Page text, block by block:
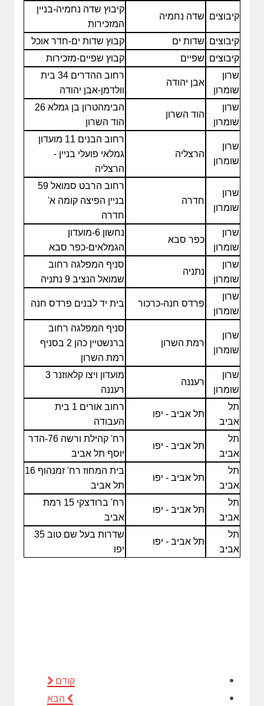
קיבוצים שדה נחמיה
קיבוץ שדה נחמיה-בניין
המזכירות
קיבוצים שדות ים
קבוץ שדות ים-חדר אוכל
קיבוצים שפיים
קבוץ שפיים-מזכירות
שרון
שומרון
אבן יהודה
רחוב ההדרים 34 בית
וולדמן-אבן יהודה
שרון
שומרון
הוד השרון
הבימהטרון בן גמלא 26
הוד השרון
שרון
שומרון
הרצליה
רחוב הבנים 11 מועדון
גמלאי פועלי בניין -
הרצליה
שרון
שומרון
חדרה
רחוב הרבט סמואל 59
בניין הפיצה קומה א'
חדרה
שרון
שומרון
כפר סבא
נחשון 6-מועדון
הגמלאים-כפר סבא
שרון
שומרון
נתניה
סניף המפלגה רחוב
שמואל הנציב 9 נתניה
שרון
שומרון
פרדס חנה-כרכור בית יד לבנים פרדס חנה
שרון
שומרון
רמת השרון
סניף המפלגה רחוב
ברנשטיין כהן 2 בסניף
רמת השרון
שרון
שומרון
רעננה
מועדון ויצו קלאוזנר 3
רעננה
תל
אביב
תל אביב - יפו
רחוב אורים 1 בית
העבודה
תל
אביב
תל אביב - יפו
רח' קהילת ורשה 76-הדר
יוסף תל אביב
תל
אביב
תל אביב - יפו
בית המחוז רח' זמנהוף 16
תל אביב
תל
אביב
תל אביב - יפו
רח' ברודצקי 15 רמת
אביב
תל
אביב
תל אביב - יפו
שדרות בעל שם טוב 35
יפו
קודם
הבא